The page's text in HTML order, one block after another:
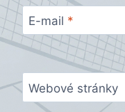
E-mail *
Webové stránky